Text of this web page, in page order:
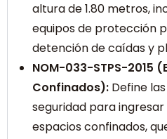
altura de 1.80 metros,
equipos de protección
detención de caídas y
NOM-033-STPS-2015
Confinados): Define
seguridad para
espacios confinados,